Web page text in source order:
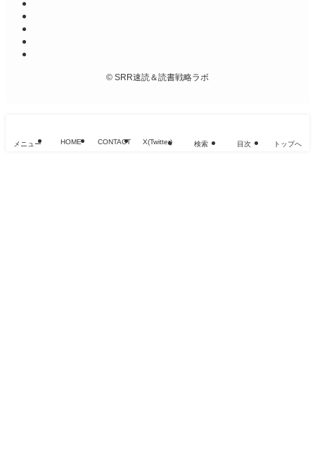
© SRR速読＆読書戦略ラボ
メニュー HOME CONTACT X(Twitter) 検索 目次 トップへ